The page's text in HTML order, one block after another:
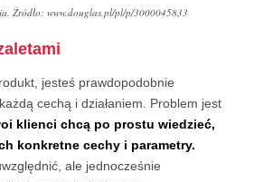
Źródło: www.douglas.pl/pl/p/3000045833
jesteś prawdopodobnie
cechą i działaniem. Problem jest
klienci chcą po prostu wiedzieć,
konkretne cechy i parametry.
ale jednocześnie